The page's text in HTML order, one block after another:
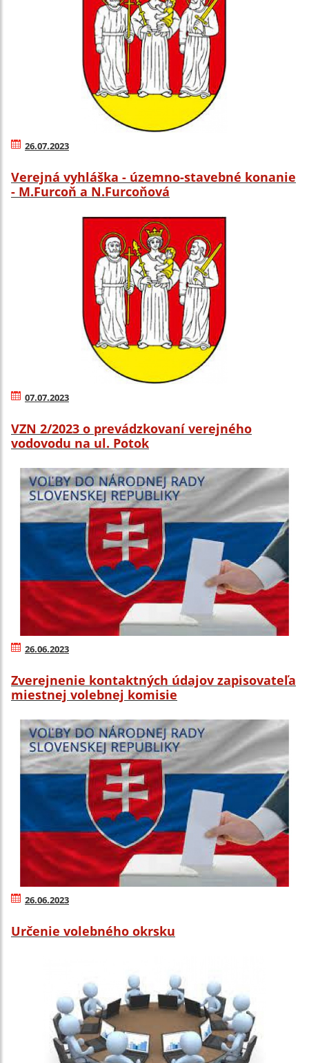
26.07.2023
Verejná vyhláška - územno-stavebné konanie
- M.Furcoň a N.Furcoňová
07.07.2023
VZN 2/2023 o prevádzkovaní verejného
vodovodu na ul. Potok
26.06.2023
Zverejnenie kontaktných údajov zapisovateľa
miestnej volebnej komisie
26.06.2023
Určenie volebného okrsku